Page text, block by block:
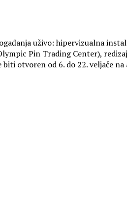
uživo: hipervizualna
Pin Trading Center),
otvoren od 6. do 22. veljače na